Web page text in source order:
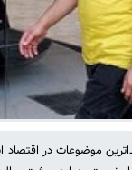
موضوعات در